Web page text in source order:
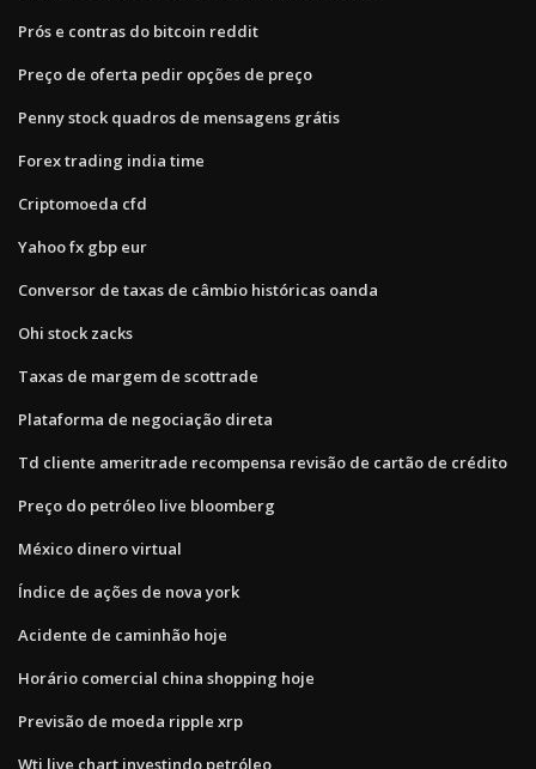
Prós e contras do bitcoin reddit
Preço de oferta pedir opções de preço
Penny stock quadros de mensagens grátis
Forex trading india time
Criptomoeda cfd
Yahoo fx gbp eur
Conversor de taxas de câmbio históricas oanda
Ohi stock zacks
Taxas de margem de scottrade
Plataforma de negociação direta
Td cliente ameritrade recompensa revisão de cartão de crédito
Preço do petróleo live bloomberg
México dinero virtual
Índice de ações de nova york
Acidente de caminhão hoje
Horário comercial china shopping hoje
Previsão de moeda ripple xrp
Wti live chart investindo petróleo